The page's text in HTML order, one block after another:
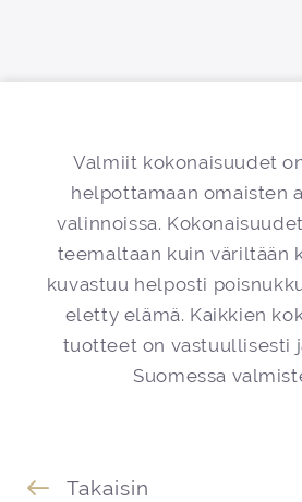
Valmiit kokonaisuudet
helpottamaan omaisten
valinnoissa.
teemaltaan kuin väriltään
kuvastuu helposti
eletty elämä. Kaikkien
tuotteet on vastuullisesti
Suomessa
Takaisin